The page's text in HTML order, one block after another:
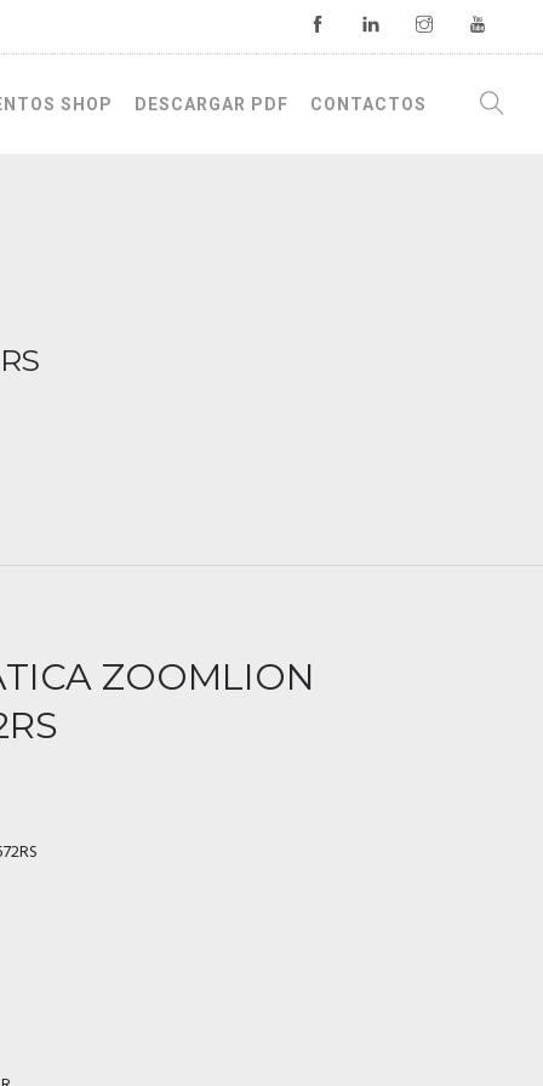
SHOP DESCARGAR PDF CONTACTOS
ZOOMLION